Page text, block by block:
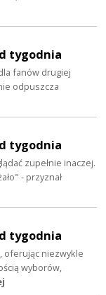
tygodnia
fanów drugiej
odpuszcza
tygodnia
zupełnie inaczej.
- przyznał
tygodnia
oferując niezwykle
wyborów,